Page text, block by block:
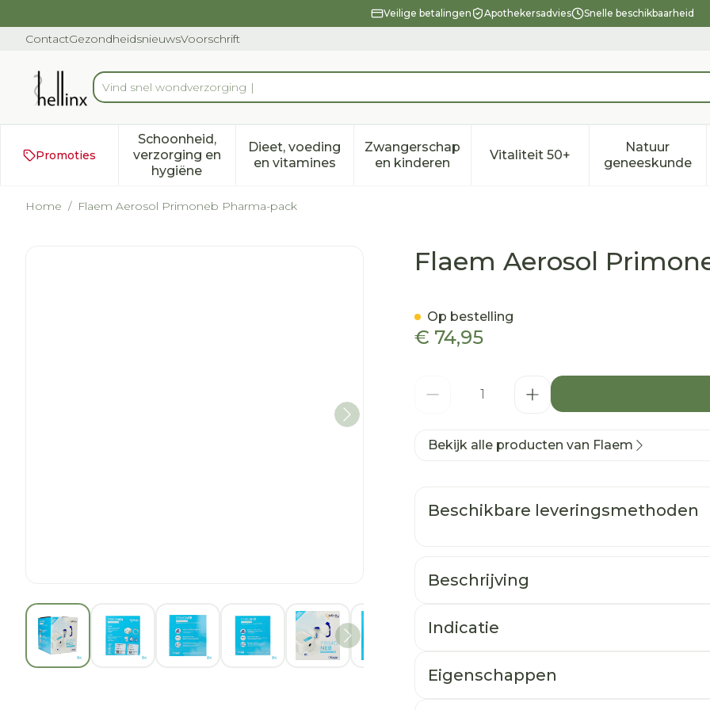
Veilige betalingen Apothekersadvies Snelle beschikbaarheid
ContactGezondheidsnieuwsVoorschrift
Product, merk, categorie...
Promoties
Schoonheid,
verzorging en
hygiëne
Toon submenu voor Schoonheid, verzorging en hygiëne categorie
Dieet, voeding
en vitaminesToon submenu voor Dieet, voeding en vitamines categorie
Zwangerschap
en kinderenToon submenu voor Zwangerschap en
Vitaliteit 50+Toon submenu voor
Natuur
geneeskunde
Toon
Home / Flaem Aerosol Primoneb Pharma-pack
View larger imageView larger imageView larger imageView larger imageView larger image
Flaem Aerosol Primoneb Pharma-pack
Flaem Aerosol
€ 74,95
Op bestelling
Bekijk alle producten van Flaem
Beschikbare leveringsmethoden
Beschrijving
Indicatie
Eigenschappen